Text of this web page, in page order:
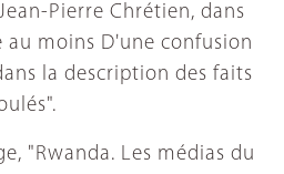
Pierre Chrétien, dans
au moins D'une confusion
la description des faits
"Rwanda. Les médias du